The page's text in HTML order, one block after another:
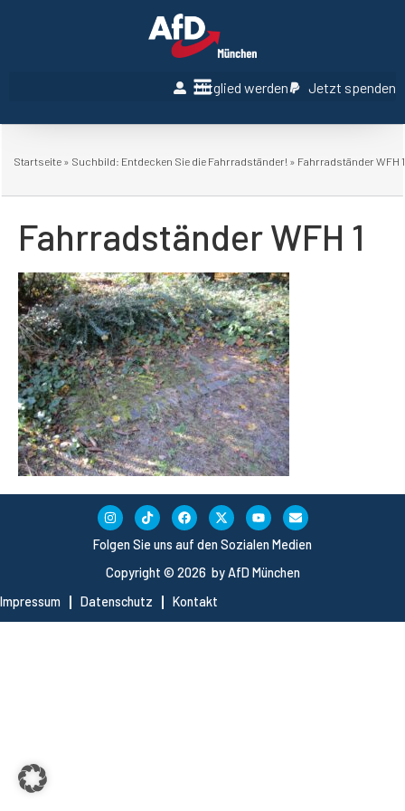
Mitglied werden Jetzt spenden
Startseite » Suchbild: Entdecken Sie die Fahrradständer! » Fahrradständer WFH 1
Fahrradständer WFH 1
Copyright © 2026 by AfD München
Impressum
Datenschutz Kontakt
Folgen Sie uns auf den Sozialen Medien